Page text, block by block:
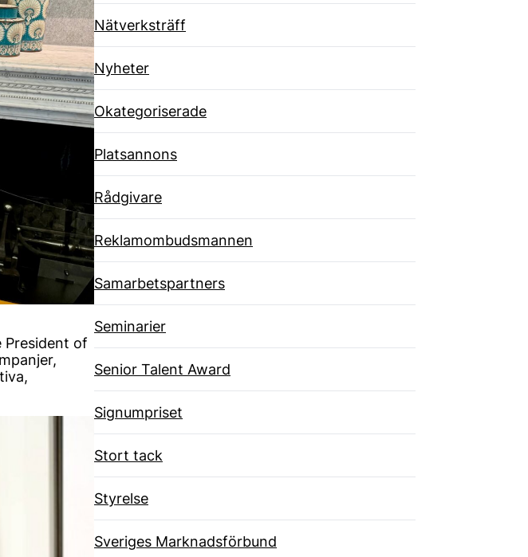
Nätverksträff
Nyheter
Okategoriserade
Platsannons
Rådgivare
Reklamombudsmannen
Samarbetspartners
Seminarier
Senior Talent Award
Signumpriset
Stort tack
Styrelse
Sveriges Marknadsförbund
President of